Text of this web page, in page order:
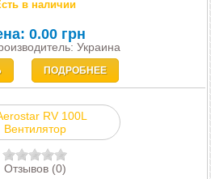
в наличии
0.00 грн
Украина
ПОДРОБНЕЕ
Отзывов (0)